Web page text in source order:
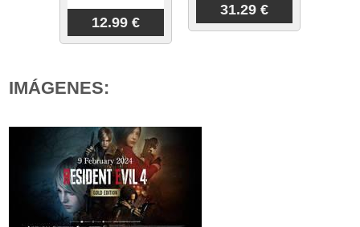
12.99 €
31.29 €
IMÁGENES: